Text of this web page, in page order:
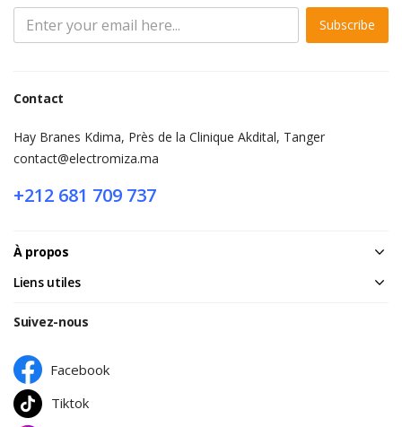
Subscribe
Contact
Hay Branes Kdima, Près de la Clinique Akdital, Tanger
contact@electromiza.ma
+212 681 709 737
À propos
Liens utiles
Suivez-nous
Facebook
Tiktok